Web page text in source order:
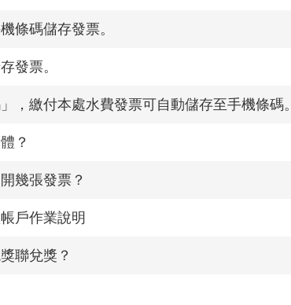
條碼儲存發票。
發票。
，繳付本處水費發票可自動儲存至手機條碼。
？
幾張發票？
戶作業說明
聯兌獎？